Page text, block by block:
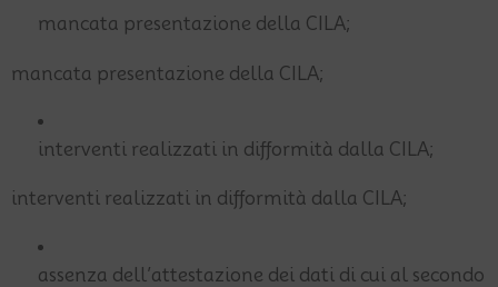
mancata presentazione della CILA;
mancata presentazione della CILA;
interventi realizzati in difformità dalla CILA;
interventi realizzati in difformità dalla CILA;
assenza dell’attestazione dei dati di cui al secondo